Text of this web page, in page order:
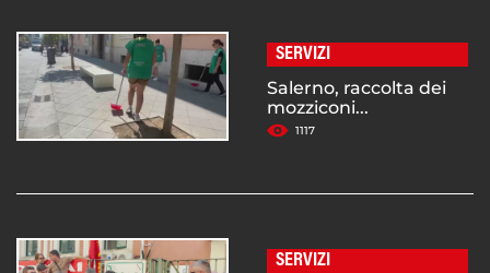
SERVIZI
Salerno, raccolta dei
mozziconi...
1117
SERVIZI